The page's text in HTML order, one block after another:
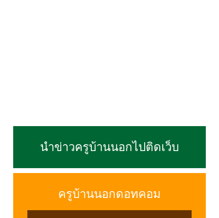
นำข่าวครูบ้านนอกไปติดเว็บ
ครูบ้านนอกดอทคอม